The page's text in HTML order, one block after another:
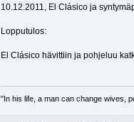
10.12.2011, El Clásico ja
Lopputulos:
El Clásico hävittiin ja pohjeluu
"In his life, a man can change wives,